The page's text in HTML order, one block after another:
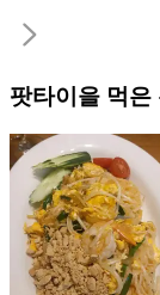
팟타이 을 먹은